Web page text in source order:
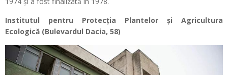
Institutul pentru Protecția Plantelor și Agricultura
Ecologică (Bulevardul Dacia, 58)